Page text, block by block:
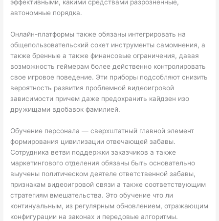
эффективными, какими средствами разрозненные,
автономные порядка.
Онлайн-платформы также обязаны интегрировать на
общепользовательский сокет инструменты самомнения, а
также бренные а также финансовые ограничения, давая
возможность геймерам более действенно контролировать
свое игровое поведение. Эти приборы подсобляют снизить
вероятность развития проблемной видеоигровой
зависимости причем даже предохранить кайдзен изо
дружищами вдобавок фамилией.
Обучение персонала — сверхштатный главной элемент
формирования цивилизации отвечающей забавы.
Сотрудника ветви поддержки заказчиков а также
маркетингового отделения обязаны быть основательно
выучены политическом деятеле ответственной забавы,
признакам видеоигровой связи а также соответствующим
стратегиям вмешательства. Это обучение что ли
континуальным, из регулярным обновлением, отражающим
конфигурации на законах и передовые алгоритмы.